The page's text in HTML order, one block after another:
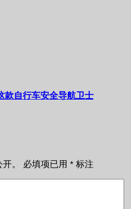
款自行车安全导航卫士
。 必填项已用 * 标注